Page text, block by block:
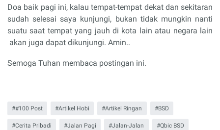
Doa baik pagi ini, kalau tempat-tempat dekat dan sekitaran
sudah selesai saya kunjungi, bukan tidak mungkin nanti
suatu saat tempat yang jauh di kota lain atau negara lain
akan juga dapat dikunjungi. Amin..
Semoga Tuhan membaca postingan ini.
#100 Post Artikel Hobi Artikel Ringan BSD
Cerita Pribadi Jalan Pagi Jalan-Jalan Qbic BSD